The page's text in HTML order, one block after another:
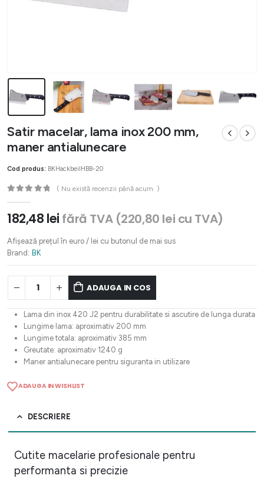
Satir macelar, lama inox 200 mm,
maner antialunecare
Cod produs: BKHackbeilHBB-20
( Nu există recenzii până acum. )
182,48 lei fără TVA (220,80 lei cu TVA)
Afișează prețul în euro / lei cu butonul de mai sus
Brand: BK
ADAUGA IN COS
Lama din inox 420 J2 pentru durabilitate si ascutire de lunga durata
Lungime lama: aproximativ 200 mm
Lungime totala: aproximativ 385 mm
Greutate: aproximativ 1240 g
Maner antialunecare pentru siguranta in utilizare
ADAUGA IN WISHLIST
DESCRIERE
Cutite macelarie profesionale pentru
performanta si precizie